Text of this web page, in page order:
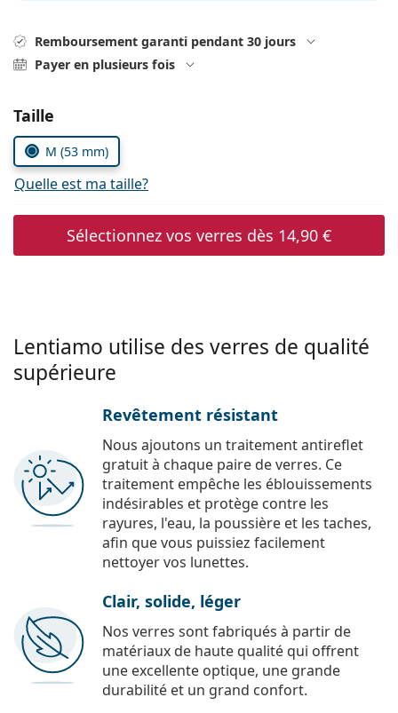
Prada
hors ligne
Remboursement garanti pendant 30 jours
Payer en plusieurs fois
Choisissez les paramètres
Taille
M (53 mm)
Quelle est ma taille?
Sélectionnez vos verres dès 14,90 €
Lentiamo utilise des verres de qualité
supérieure
Revêtement résistant
Nous ajoutons un traitement antireflet
gratuit à chaque paire de verres. Ce
traitement empêche les éblouissements
indésirables et protège contre les
rayures, l'eau, la poussière et les taches,
afin que vous puissiez facilement
nettoyer vos lunettes.
Clair, solide, léger
Nos verres sont fabriqués à partir de
matériaux de haute qualité qui offrent
une excellente optique, une grande
durabilité et un grand confort.